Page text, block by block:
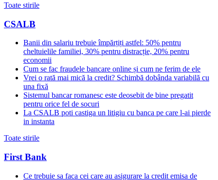
Toate stirile
CSALB
Banii din salariu trebuie împărțiți astfel: 50% pentru
cheltuielile familiei, 30% pentru distracție, 20% pentru
economii
Cum se fac fraudele bancare online și cum ne ferim de ele
Vrei o rată mai mică la credit? Schimbă dobânda variabilă cu
una fixă
Sistemul bancar romanesc este deosebit de bine pregatit
pentru orice fel de socuri
La CSALB poti castiga un litigiu cu banca pe care l-ai pierde
in instanta
Toate stirile
First Bank
Ce trebuie sa faca cei care au asigurare la credit emisa de